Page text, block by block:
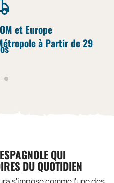
et Europe
à Partir de 29
QUI
DU QUOTIDIEN